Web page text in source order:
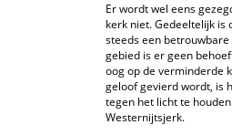
Er wordt wel eens
kerk niet. Gedeeltelijk is
steeds een
gebied is er geen
oog op de verminderde
geloof gevierd wordt, is
tegen het licht te
Westernijtsjerk.